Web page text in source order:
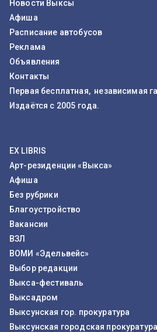
Новости Выксы
Афиша
Расписание автобусов
Реклама
Объявления
Контакты
Первая бесплатная, независимая
Издаётся с 2005 года.
EX LIBRIS
Арт-резиденции «Выкса»
Афиша
Без рубрики
Благоустройство
Вакансии
ВЗЛ
ВОМИ «Эдельвейс»
Выбор редакции
Выкса-фестиваль
Выксадром
Выксунская гор. прокуратура
Выксунская городская прокуратура